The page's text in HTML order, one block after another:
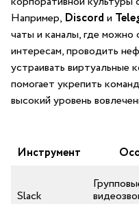
Например, Discord и
чаты и каналы, где можно
интересам, проводить
устраивать виртуальные
помогает укрепить
‍высокий​ уровень
Инструмент
Slack